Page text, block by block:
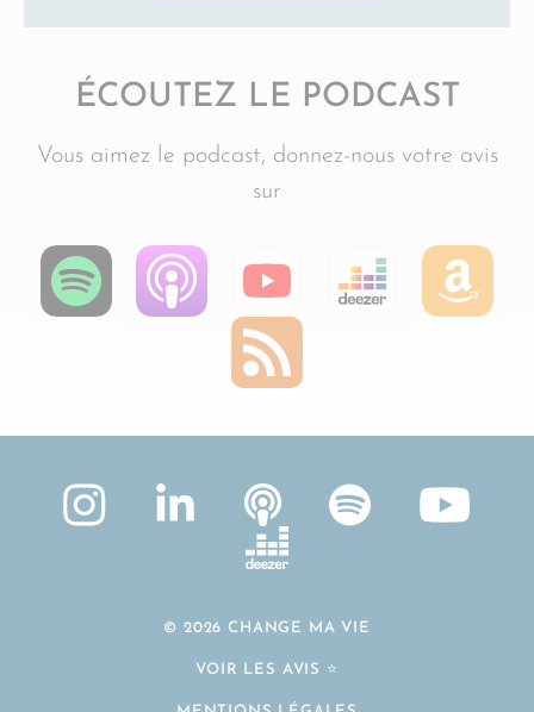
ÉCOUTEZ LE PODCAST
Vous aimez le podcast, donnez-nous votre avis
sur
© 2026 CHANGE MA VIE
VOIR LES AVIS ⭐️